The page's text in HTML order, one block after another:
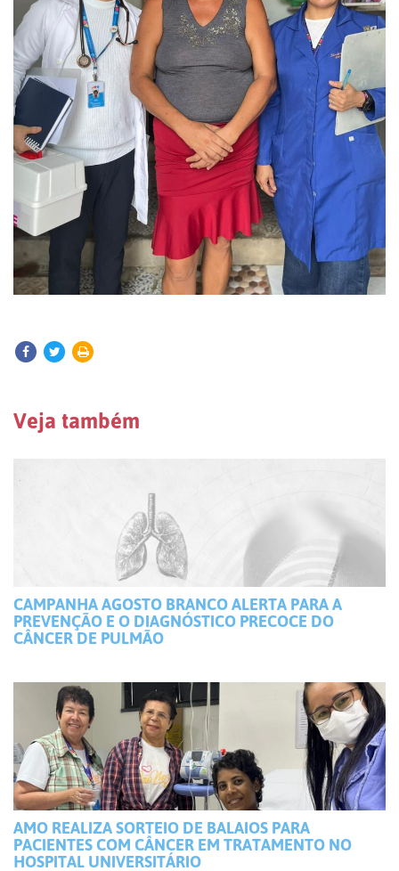
Veja também
CAMPANHA AGOSTO BRANCO ALERTA PARA A
PREVENÇÃO E O DIAGNÓSTICO PRECOCE DO
CÂNCER DE PULMÃO
AMO REALIZA SORTEIO DE BALAIOS PARA
PACIENTES COM CÂNCER EM TRATAMENTO NO
HOSPITAL UNIVERSITÁRIO